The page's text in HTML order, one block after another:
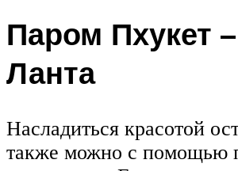
Паром Пхукет
Ланта
Насладиться красотой
также можно с помощью